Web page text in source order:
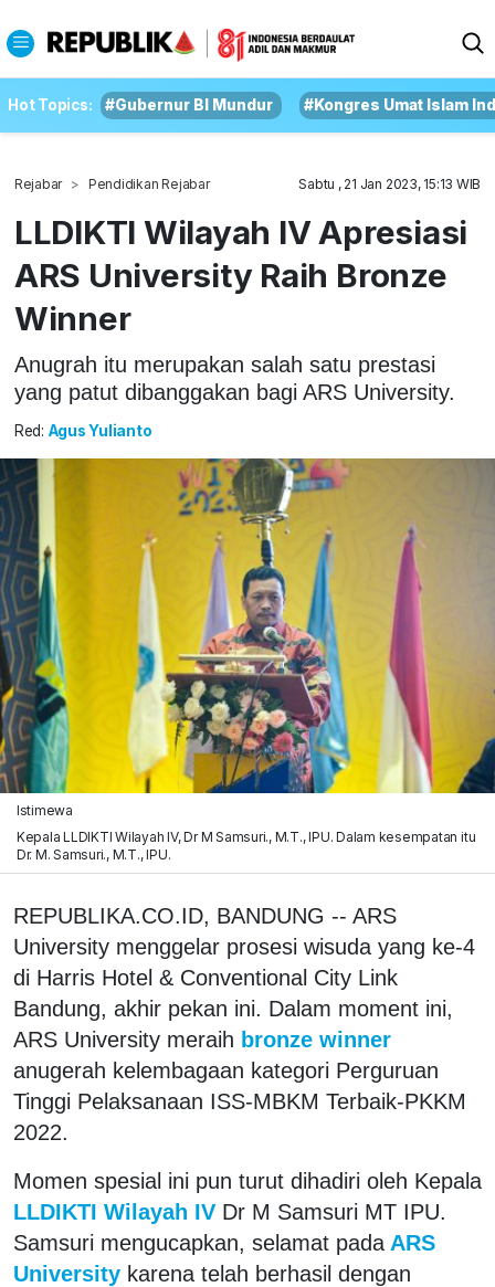
Hot Topics: #Gubernur BI Mundur #Kongres Umat Islam
Rejabar Pendidikan Rejabar Sabtu , 21 Jan 2023, 15:13 WIB
LLDIKTI Wilayah IV Apresiasi
ARS University Raih Bronze
Winner
Anugrah itu merupakan salah satu prestasi
yang patut dibanggakan bagi ARS University.
Red: Agus Yulianto
Istimewa
Kepala LLDIKTI Wilayah IV, Dr M Samsuri., M.T., IPU. Dalam kesempatan itu
Dr. M. Samsuri., M.T., IPU.
REPUBLIKA.CO.ID, BANDUNG -- ARS
University menggelar prosesi wisuda yang ke-4
di Harris Hotel & Conventional City Link
Bandung, akhir pekan ini. Dalam moment ini,
ARS University meraih bronze winner
anugerah kelembagaan kategori Perguruan
Tinggi Pelaksanaan ISS-MBKM Terbaik-PKKM
2022.
Momen spesial ini pun turut dihadiri oleh Kepala
LLDIKTI Wilayah IV Dr M Samsuri MT IPU.
Samsuri mengucapkan, selamat pada ARS
University karena telah berhasil dengan